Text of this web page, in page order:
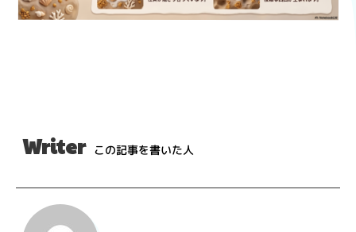
Writer この記事を書いた人